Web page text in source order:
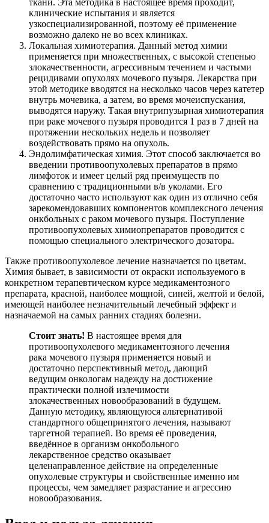
ткани. Эта методика в настоящее время проходит,
клинические испытания и является
узкоспециализированной, поэтому её применение
возможно далеко не во всех клиниках.
Локальная химиотерапия. Данный метод химии
применяется при множественных, с высокой степенью
злокачественности, агрессивным течением и частыми
рецидивами опухолях мочевого пузыря. Лекарства при
этой методике вводятся на несколько часов через катетер
внутрь мочевика, а затем, во время мочеиспускания,
выводятся наружу. Такая внутрипузырная химиотерапия
при раке мочевого пузыря проводится 1 раз в 7 дней на
протяжении нескольких недель и позволяет
воздействовать прямо на опухоль.
Эндолимфатическая химия. Этот способ заключается во
введении противоопухолевых препаратов в прямо
лимфоток и имеет целый ряд преимуществ по
сравнению с традиционными в/в уколами. Его
достаточно часто используют как один из отлично себя
зарекомендовавших компонентов комплексного лечения
онкбольных с раком мочевого пузыря. Поступление
противоопухолевых химиопрепаратов проводится с
помощью специального электрического дозатора.
Также противоопухолевое лечение назначается по цветам.
Химия бывает, в зависимости от окраски используемого в
конкретном терапевтическом курсе медикаментозного
препарата, красной, наиболее мощной, синей, желтой и белой,
имеющей наиболее незначительный лечебный эффект и
назначаемой на самых ранних стадиях болезни.
Стоит знать! В настоящее время для
противоопухолевого медикаментозного лечения
рака мочевого пузыря применяется новый и
достаточно перспективный метод, дающий
ведущим онкологам надежду на достижение
практически полной излечимости
злокачественных новообразований в будущем.
Данную методику, являющуюся альтернативой
стандартного общепринятого лечения, называют
таргетной терапией. Во время её проведения,
введённое в организм онкобольного
лекарственное средство оказывает
целенаправленное действие на определенные
опухолевые структуры и свойственные именно им
процессы, чем замедляет разрастание и агрессию
новообразования.